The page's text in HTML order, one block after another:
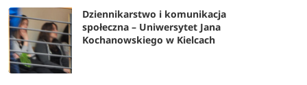
Dziennikarstwo i komunikacja
społeczna – Uniwersytet Jana
Kochanowskiego w Kielcach